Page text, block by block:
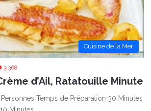
Cuisine de la Mer
3 368
d’Ail, Ratatouille Minute
Temps de Préparation 30 Minutes
Minutes …